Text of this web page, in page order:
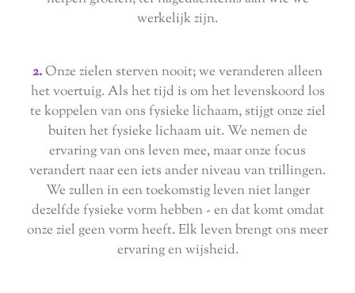
werkelijk zijn.
2.Onze zielen sterven nooit; we veranderen alleen
het voertuig. Als het tijd is om het levenskoord los
te koppelen van ons fysieke lichaam, stijgt onze ziel
buiten het fysieke lichaam uit. We nemen de
ervaring van ons leven mee, maar onze focus
verandert naar een iets ander niveau van trillingen.
We zullen in een toekomstig leven niet langer
dezelfde fysieke vorm hebben - en dat komt omdat
onze ziel geen vorm heeft. Elk leven brengt ons meer
ervaring en wijsheid.